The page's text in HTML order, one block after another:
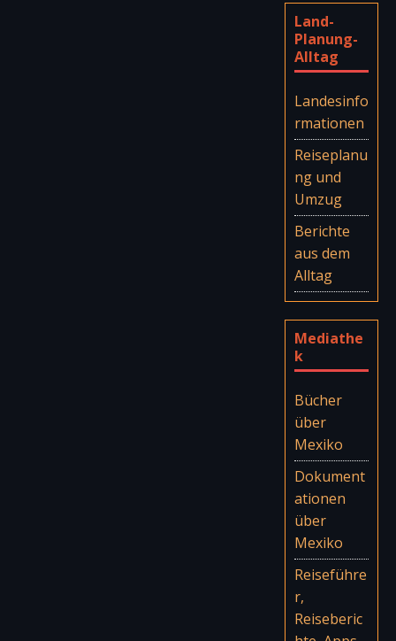
Land-
Planung-
Alltag
Landesinfo
rmationen
Reiseplanu
ng und
Umzug
Berichte
aus dem
Alltag
Mediathe
k
Bücher
über
Mexiko
Dokument
ationen
über
Mexiko
Reiseführe
r,
Reiseberic